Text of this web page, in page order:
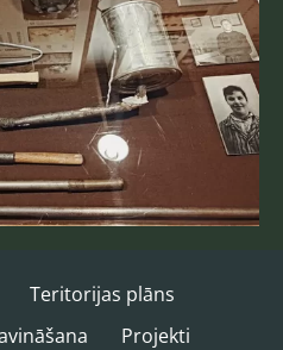
Teritorijas plāns
Projekti